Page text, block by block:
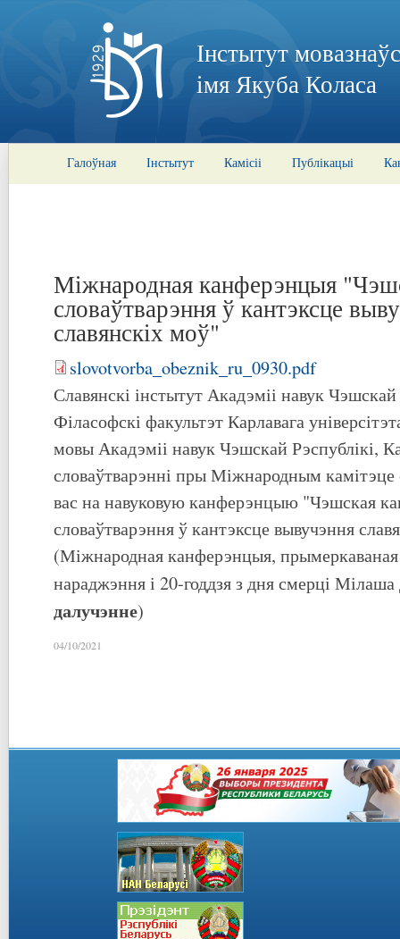
Інстытут
імя Якуба Коласа
Галоўная Інстытут Камісіі Публікацыі
Міжнародная канферэнцыя
словаўтварэння ў кантэксце
славянскіх моў"
slovotvorba_obeznik_ru_0930.pdf
Славянскі інстытут Акадэміі навук Чэшскай
Філасофскі факультэт Карлавага
мовы Акадэміі навук Чэшскай Рэспублікі,
словаўтварэнні пры Міжнародным камітэце
вас на навуковую канферэнцыю "Чэшская
словаўтварэння ў кантэксце вывучэння
(Міжнародная канферэнцыя, прымеркаваная
нараджэння і 20-годдзя з дня смерці
далучэнне)
04/10/2021